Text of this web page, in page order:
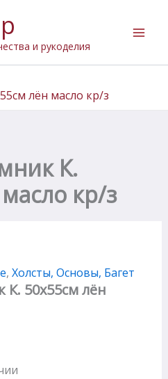
и рукоделия
лён масло кр/з
К.
кр/з
, Холсты, Основы, Багет
50х55см лён